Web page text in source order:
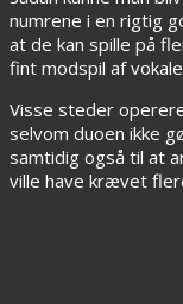
numrene i en rigtig
at de kan spille på
fint modspil af
Visse steder
selvom duoen ikke
samtidig også til at
ville have krævet